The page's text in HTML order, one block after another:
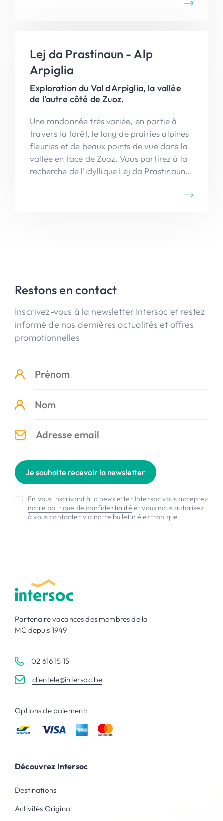
Lej da Prastinaun - Alp
Arpiglia
Exploration du Val d'Arpiglia, la vallée
de l'autre côté de Zuoz.
Une randonnée très variée, en partie à
travers la forêt, le long de prairies alpines
fleuries et de beaux points de vue dans la
vallée en face de Zuoz. Vous partirez à la
recherche de l'idyllique Lej da Prastinaun
Restons en contact
Inscrivez-vous à la newsletter Intersoc et restez
informé de nos dernières actualités et offres
promotionnelles
Je souhaite recevoir la newsletter
En vous inscrivant à la newsletter Intersoc vous acceptez
notre politique de confidentialité et vous nous autorisez
à vous contacter via notre bulletin électronique.
Partenaire vacances des membres de la
MC depuis 1949
02 616 15 15
clientele@intersoc.be
Options de paiement:
Découvrez Intersoc
Destinations
Activités Original